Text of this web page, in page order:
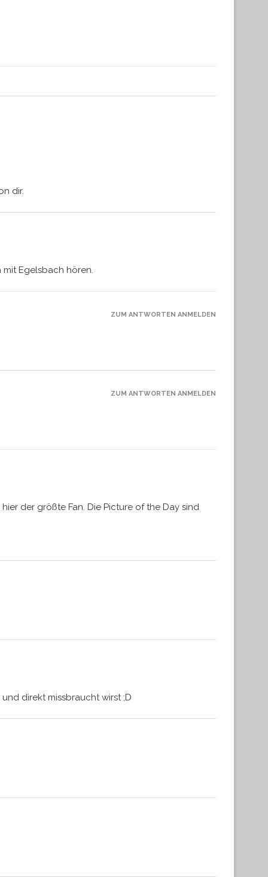
dir.
Egelsbach hören.
ZUM ANTWORTEN ANMELDEN
ZUM ANTWORTEN ANMELDEN
der größte Fan. Die Picture of the Day sind
direkt missbraucht wirst ;D